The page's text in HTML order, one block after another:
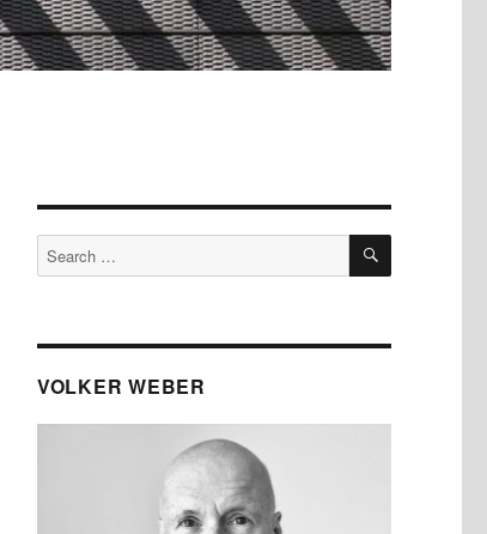
Search
for:
SEARCH
VOLKER WEBER